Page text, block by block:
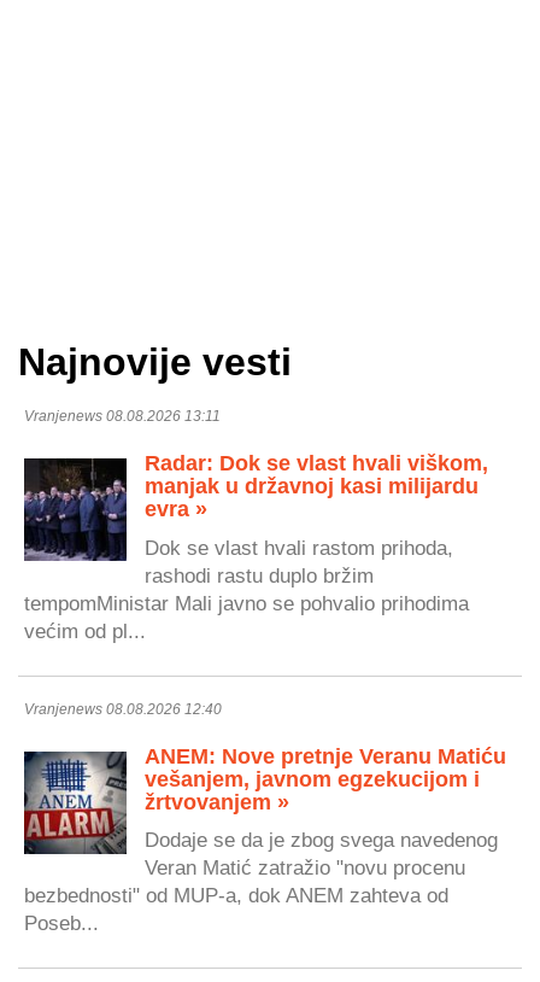
Najnovije vesti
Vranjenews 08.08.2026 13:11
Radar: Dok se vlast hvali viškom,
manjak u državnoj kasi milijardu
evra »
Dok se vlast hvali rastom prihoda,
rashodi rastu duplo bržim
tempomMinistar Mali javno se pohvalio prihodima
većim od pl...
Vranjenews 08.08.2026 12:40
ANEM: Nove pretnje Veranu Matiću
vešanjem, javnom egzekucijom i
žrtvovanjem »
Dodaje se da je zbog svega navedenog
Veran Matić zatražio "novu procenu
bezbednosti" od MUP-a, dok ANEM zahteva od
Poseb...